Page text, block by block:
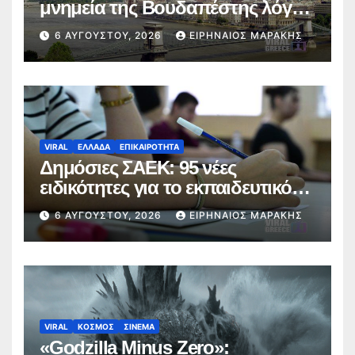
μνημεία της Βουδαπέστης λόγω
καύσωνα και ενεργειακής πίεσης
6 ΑΥΓΟΎΣΤΟΥ, 2026 ΕΙΡΗΝΑΊΟΣ ΜΑΡΆΚΗΣ
VIRAL ΕΛΛΑΔΑ ΕΠΙΚΑΙΡΟΤΗΤΑ
Δημόσιες ΣΑΕΚ: 95 νέες
ειδικότητες για το εκπαιδευτικό
έτος 2026-2027
6 ΑΥΓΟΎΣΤΟΥ, 2026 ΕΙΡΗΝΑΊΟΣ ΜΑΡΆΚΗΣ
VIRAL ΚΟΣΜΟΣ ΣΙΝΕΜΑ
«Godzilla Minus Zero»: